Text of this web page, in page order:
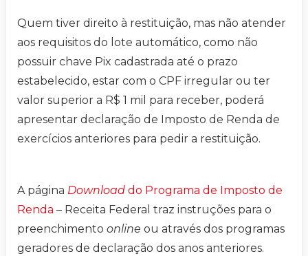
Quem tiver direito à restituição, mas não atender
aos requisitos do lote automático, como não
possuir chave Pix cadastrada até o prazo
estabelecido, estar com o CPF irregular ou ter
valor superior a R$ 1 mil para receber, poderá
apresentar declaração de Imposto de Renda de
exercícios anteriores para pedir a restituição.
A página Download do Programa de Imposto de
Renda – Receita Federal traz instruções para o
preenchimento online ou através dos programas
geradores de declaração dos anos anteriores.